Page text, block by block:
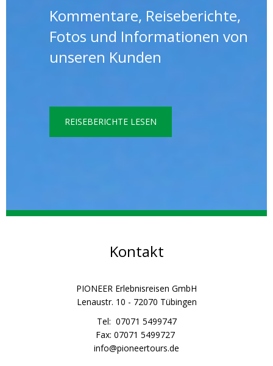
Kommentare, Reiseberichte,
Fotos und Informationen von
unseren Kunden
REISEBERICHTE LESEN
Kontakt
PIONEER Erlebnisreisen GmbH
Lenaustr. 10 - 72070 Tübingen
Tel: 07071 5499747
Fax: 07071 5499727
info@pioneertours.de